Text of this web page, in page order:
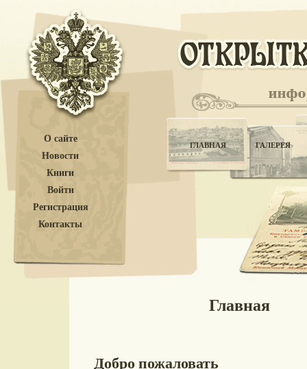
О сайте
Новости
Книги
Войти
Регистрация
Контакты
ГЛАВНАЯ ГАЛЕРЕЯ
Главная
Добро пожаловать